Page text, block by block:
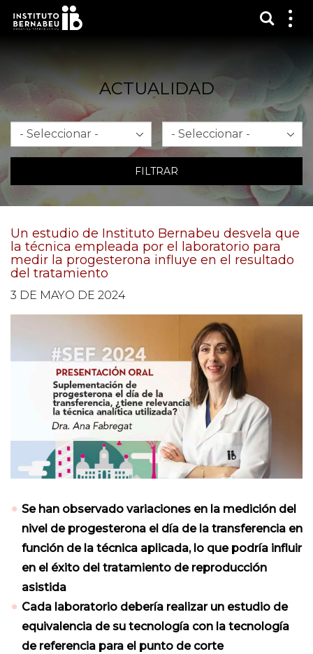
ACTUALIDAD
Mes Año
FILTRAR
Un estudio de Instituto Bernabeu desvela que
la técnica empleada por el laboratorio para
medir la progesterona influye en el resultado
del tratamiento
3 DE MAYO DE 2024
Se han observado variaciones en la medición del
nivel de progesterona el día de la transferencia en
función de la técnica aplicada, lo que podría influir
en el éxito del tratamiento de reproducción
asistida
Cada laboratorio debería realizar un estudio de
equivalencia de su tecnología con la tecnología
de referencia para el punto de corte